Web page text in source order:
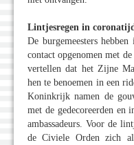
Lintjesregen in
De burgemeesters
contact opgenomen met
vertellen dat het Zijne
hen te benoemen in een
Koninkrijk namen de
met de gedecoreerden en
ambassadeurs. Voor de
de Civiele Orden zich